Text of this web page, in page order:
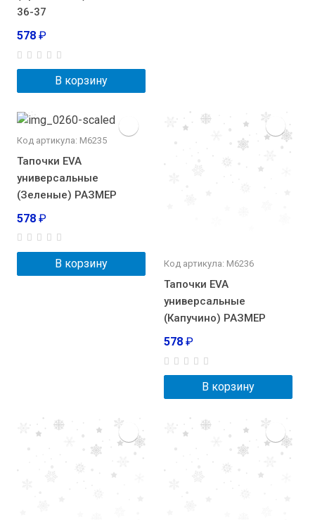
36-37
578 ₽
В корзину
Код артикула: М6235
Тапочки EVA
универсальные
(Зеленые) РАЗМЕР
578 ₽
В корзину Код артикула: М6236
Тапочки EVA
универсальные
(Капучино) РАЗМЕР
578 ₽
В корзину